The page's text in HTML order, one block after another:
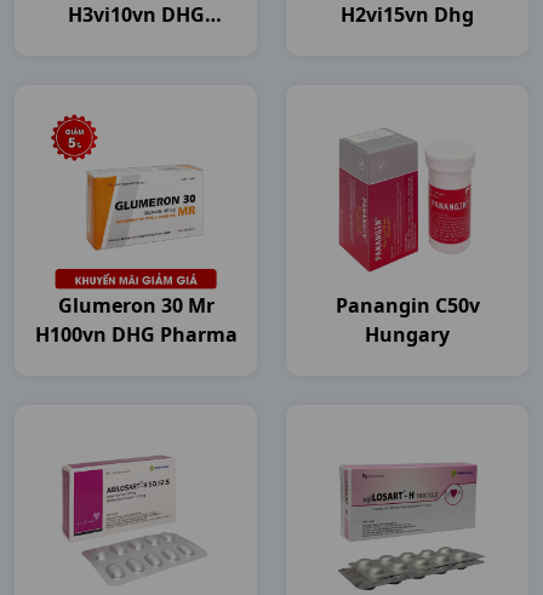
H3vi10vn DHG
H2vi15vn Dhg
Glumeron 30 Mr
H100vn DHG Pharma
Panangin C50v
Hungary